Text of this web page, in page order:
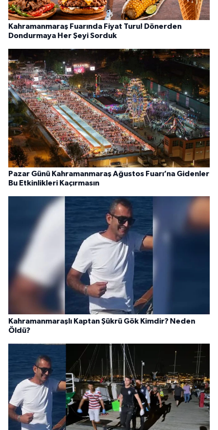
Kahramanmaraş Fuarında Fiyat Turu! Dönerden
Dondurmaya Her Şeyi Sorduk
Pazar Günü Kahramanmaraş Ağustos Fuarı’na Gidenler
Bu Etkinlikleri Kaçırmasın
Kahramanmaraşlı Kaptan Şükrü Gök Kimdir? Neden
Öldü?